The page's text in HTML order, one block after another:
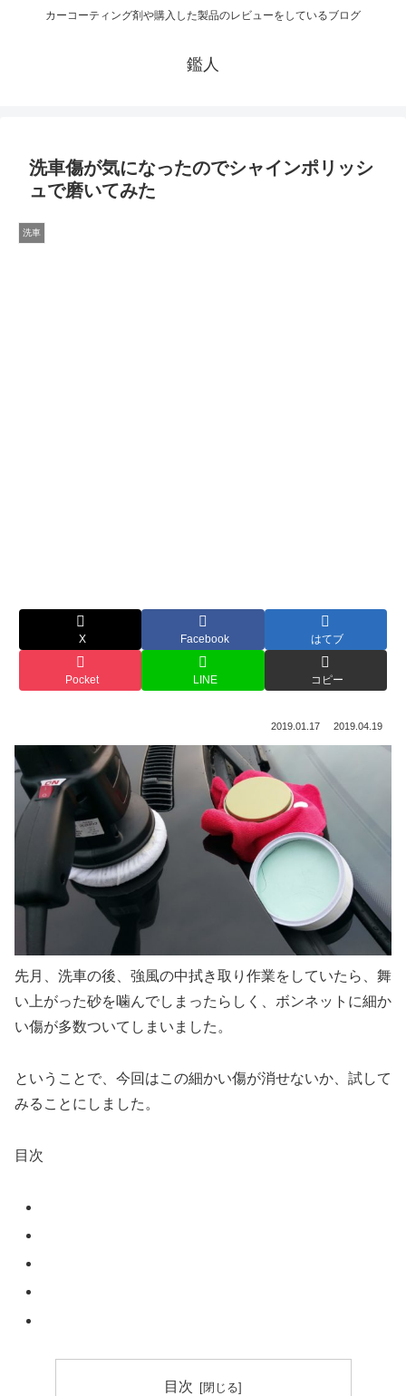
カーコーティング剤や購入した製品のレビューをしているブログ
鑑人
洗車傷が気になったのでシャインポリッシ
ュで磨いてみた
洗車
X Facebook はてブ
Pocket LINE コピー
2019.01.17 2019.04.19
先月、洗車の後、強風の中拭き取り作業をしていたら、舞
い上がった砂を噛んでしまったらしく、ボンネットに細か
い傷が多数ついてしまいました。
ということで、今回はこの細かい傷が消せないか、試して
みることにしました。
目次
目次